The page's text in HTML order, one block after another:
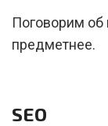
Поговорим об
предметнее.
SEO